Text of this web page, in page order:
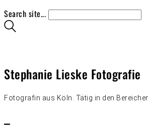
Search site...
Stephanie Lieske Fotografie
Fotografin aus Köln. Tätig in den
–